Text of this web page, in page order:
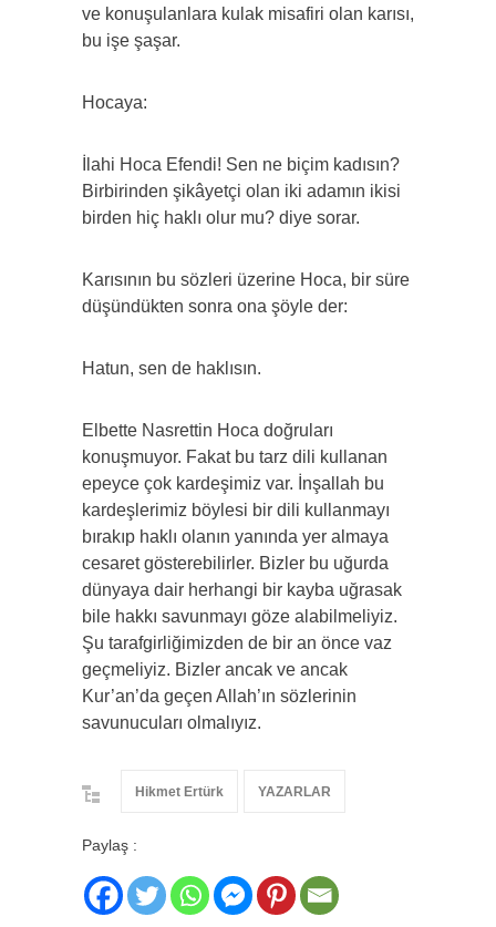
ve konuşulanlara kulak misafiri olan karısı,
bu işe şaşar.
Hocaya:
İlahi Hoca Efendi! Sen ne biçim kadısın?
Birbirinden şikâyetçi olan iki adamın ikisi
birden hiç haklı olur mu? diye sorar.
Karısının bu sözleri üzerine Hoca, bir süre
düşündükten sonra ona şöyle der:
Hatun, sen de haklısın.
Elbette Nasrettin Hoca doğruları
konuşmuyor. Fakat bu tarz dili kullanan
epeyce çok kardeşimiz var. İnşallah bu
kardeşlerimiz böylesi bir dili kullanmayı
bırakıp haklı olanın yanında yer almaya
cesaret gösterebilirler. Bizler bu uğurda
dünyaya dair herhangi bir kayba uğrasak
bile hakkı savunmayı göze alabilmeliyiz.
Şu tarafgirliğimizden de bir an önce vaz
geçmeliyiz. Bizler ancak ve ancak
Kur’an’da geçen Allah’ın sözlerinin
savunucuları olmalıyız.
Hikmet Ertürk YAZARLAR
Paylaş :